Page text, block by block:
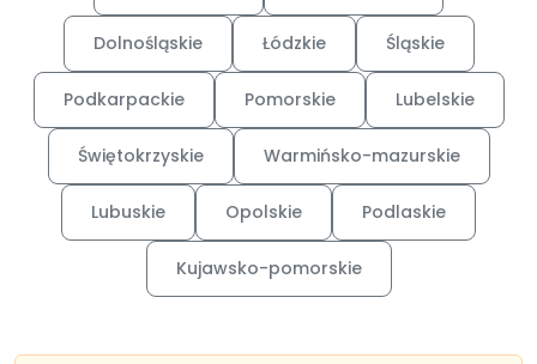
Dolnośląskie Łódzkie Śląskie
Podkarpackie Pomorskie Lubelskie
Świętokrzyskie Warmińsko-mazurskie
Lubuskie Opolskie Podlaskie
Kujawsko-pomorskie